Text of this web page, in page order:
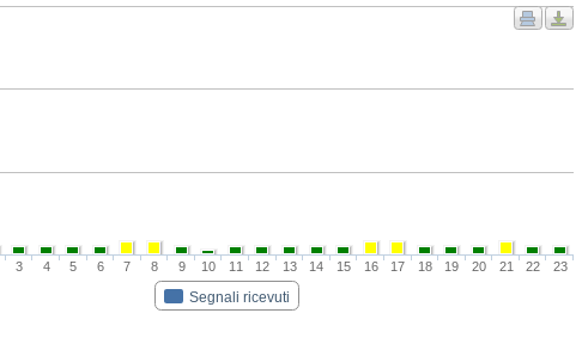
Segnali ricevuti
3 4 5 6 7 8 9 10 11 12 13 14 15 16 17 18 19 20 21 22 23